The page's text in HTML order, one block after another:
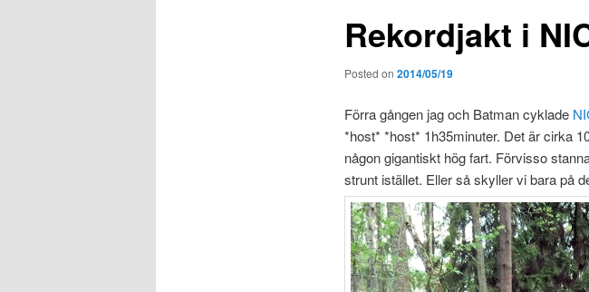
Rekordjakt i
Posted on 2014/05/19
Förra gången jag och Batman cyklade
*host* *host* 1h35minuter. Det är cirka
någon gigantiskt hög fart. Förvisso
strunt istället. Eller så skyller vi bara på